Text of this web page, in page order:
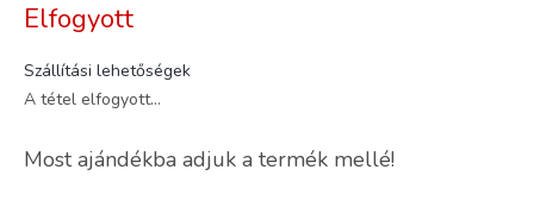
Elfogyott
Szállítási lehetőségek
A tétel elfogyott…
Most ajándékba adjuk a termék mellé!